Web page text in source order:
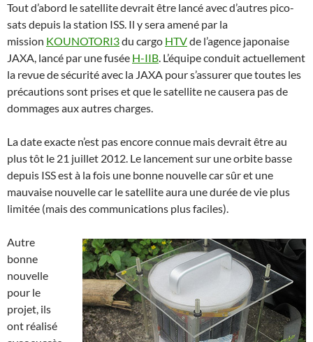
Tout d’abord le satellite devrait être lancé avec d’autres pico-
sats depuis la station ISS. Il y sera amené par la
mission KOUNOTORI3du cargo HTVde l’agence japonaise
JAXA, lancé par une fusée H-IIB. L’équipe conduit actuellement
la revue de sécurité avec la JAXA pour s’assurer que toutes les
précautions sont prises et que le satellite ne causera pas de
dommages aux autres charges.
La date exacte n’est pas encore connue mais devrait être au
plus tôt le 21 juillet 2012. Le lancement sur une orbite basse
depuis ISS est à la fois une bonne nouvelle car sûr et une
mauvaise nouvelle car le satellite aura une durée de vie plus
limitée (mais des communications plus faciles).
Autre
bonne
nouvelle
pour le
projet, ils
ont réalisé